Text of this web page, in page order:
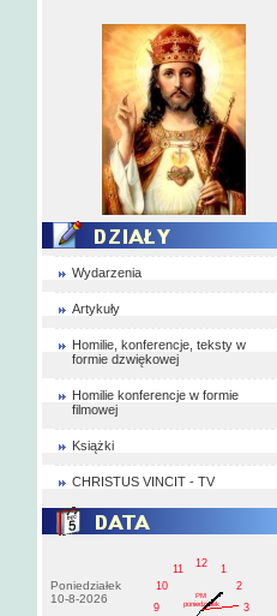
Wydarzenia
Artykuły
Homilie, konferencje, teksty w
formie dzwiękowej
Homilie konferencje w formie
filmowej
Książki
CHRISTUS VINCIT - TV
Poniedziałek
10-8-2026
1
2
3
9
10
11
12
PM
poniedziałek